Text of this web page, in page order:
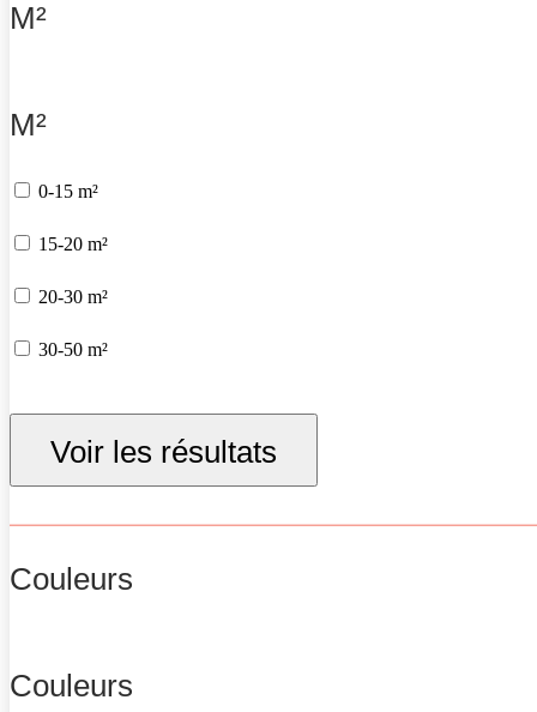
M²
M²
0-15 m²
15-20 m²
20-30 m²
30-50 m²
Voir les résultats
Couleurs
Couleurs